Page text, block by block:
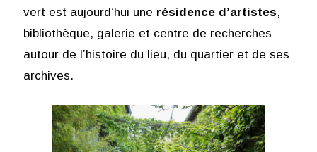
vert est aujourd’hui une résidence d’artistes,
bibliothèque, galerie et centre de recherches
autour de l’histoire du lieu, du quartier et de ses
archives.